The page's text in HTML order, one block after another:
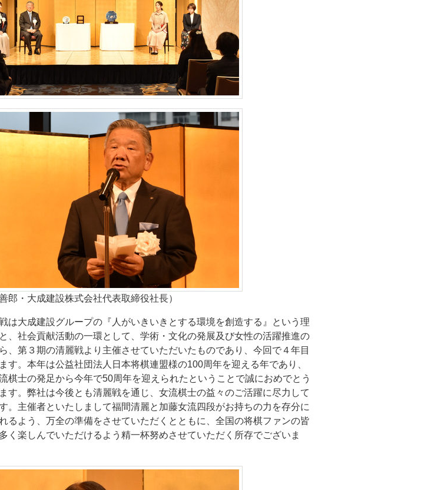
善郎・大成建設株式会社代表取締役社長）
戦は大成建設グループの『人がいきいきとする環境を創造する』という理
、社会貢献活動の一環として、学術・文化の発展及び女性の活躍推進の
、第３期の清麗戦より主催させていただいたものであり、今回で４年目
す。本年は公益社団法人日本将棋連盟様の100周年を迎える年であり、
棋士の発足から今年で50周年を迎えられたということで誠におめでとう
す。弊社は今後とも清麗戦を通じ、女流棋士の益々のご活躍に尽力して
。主催者といたしまして福間清麗と加藤女流四段がお持ちの力を存分に
るよう、万全の準備をさせていただくとともに、全国の将棋ファンの皆
く楽しんでいただけるよう精一杯努めさせていただく所存でございま